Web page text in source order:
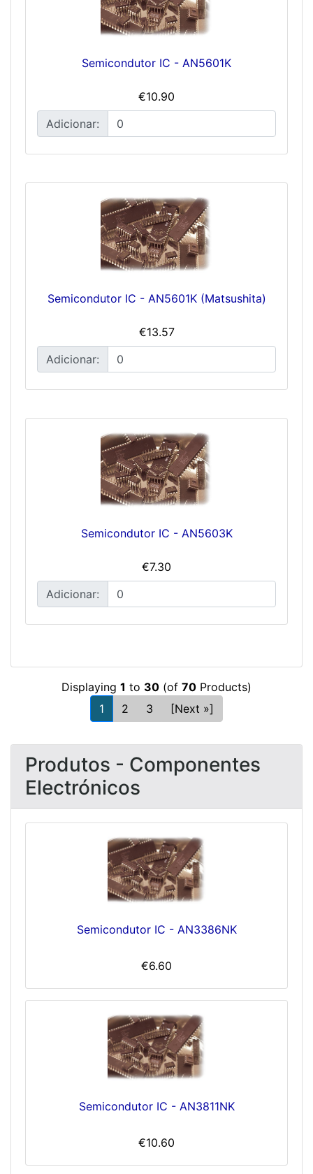
Semicondutor IC - AN5601K
€10.90
Adicionar:
Semicondutor IC - AN5601K (Matsushita)
€13.57
Adicionar:
Semicondutor IC - AN5603K
€7.30
Adicionar:
Displaying 1 to 30 (of 70 Products)
1
2 3 [Next »]
Produtos - Componentes
Electrónicos
Semicondutor IC - AN3386NK
€6.60
Semicondutor IC - AN3811NK
€10.60